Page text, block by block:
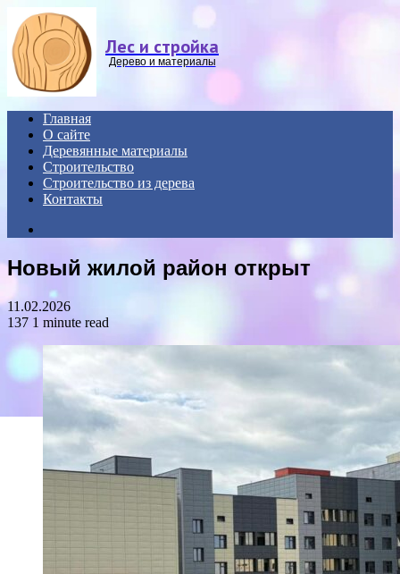
Лес и стройка
Дерево и материалы
Главная
О сайте
Деревянные материалы
Строительство
Строительство из дерева
Контакты
Новый жилой район открыт
11.02.2026
137 1 minute read